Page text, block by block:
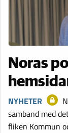
Noras
NYHETER
samband med
fliken Kommun